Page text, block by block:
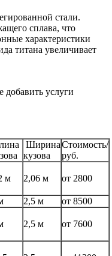
стали.
сплава, что
характеристики
титана увеличивает
добавить услуги
Ширина
кузова
Стоимость/
руб.
м 2,06 м от 2800
2,5 м
от 8500
2,5 м от 7600